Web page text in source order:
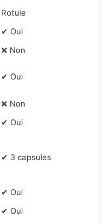
Rotule
✔ Oui
❌ Non
✔ Oui
❌ Non
✔ Oui
✔ 3 capsules
✔ Oui
✔ Oui